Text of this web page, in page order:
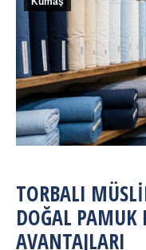
TORBALI
DOĞAL PAMUK
AVANTAJLARI